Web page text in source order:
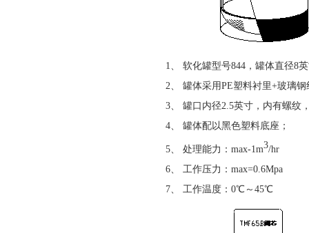
1、 软化罐型号844，罐体直径8
2、 罐体采用PE塑料衬里+玻璃
3、 罐口内径2.5英寸，内有螺纹
4、 罐体配以黑色塑料底座；
5、 处理能力：max-1m3/hr
6、 工作压力：max=0.6Mpa
7、 工作温度：0℃～45℃